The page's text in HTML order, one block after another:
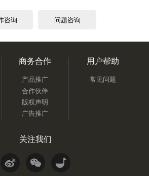
咨询 问题咨询
商务合作
产品推广
合作伙伴
版权声明
广告推广
用户帮助
常见问题
关注我们